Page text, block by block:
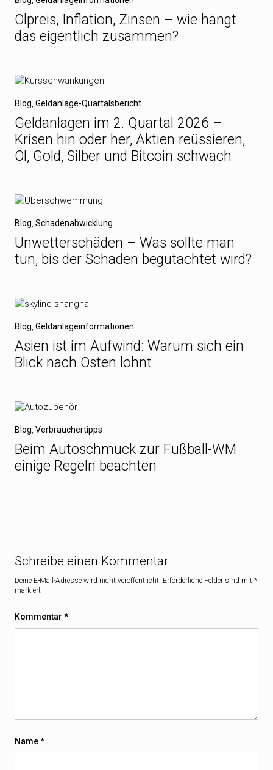
Ölpreis, Inflation, Zinsen – wie hängt
das eigentlich zusammen?
Blog Geldanlage-Quartalsbericht
Geldanlagen im 2. Quartal 2026 –
Krisen hin oder her, Aktien reüssieren,
Öl, Gold, Silber und Bitcoin schwach
Blog Schadenabwicklung
Unwetterschäden – Was sollte man
tun, bis der Schaden begutachtet wird?
Blog Geldanlageinformationen
Asien ist im Aufwind: Warum sich ein
Blick nach Osten lohnt
Blog Verbrauchertipps
Beim Autoschmuck zur Fußball-WM
einige Regeln beachten
Schreibe einen Kommentar
Deine E-Mail-Adresse wird nicht veröffentlicht. Erforderliche Felder sind mit *
markiert
Kommentar *
Name*